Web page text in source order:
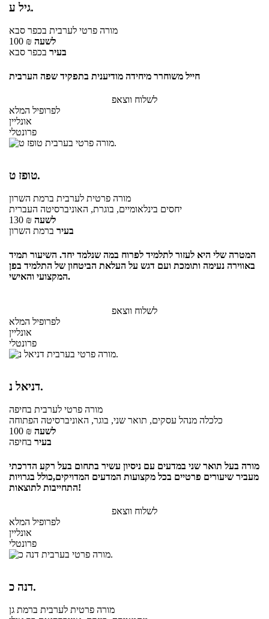
גיל ע.
מורה פרטי לערבית בכפר סבא
100 ₪ לשעה
בעיר בכפר סבא
חייל משוחרר מיחידה מודיענית בתפקיד שפה הערבית
לשלוח ווצאפ
לפרופיל המלא
אונליין
פרונטלי
טופז ט.
מורה פרטית לערבית ברמת השרון
יחסים בינלאומיים, בוגרת, האוניברסיטה העברית
130 ₪ לשעה
בעיר ברמת השרון
המטרה שלי היא לעזור לתלמיד לפרוח במה שנלמד יחד. השיעור תמיד
באווירה נעימה ותומכת ועם דגש על העלאת הביטחון של התלמיד בפן
המקצועי והאישי.
לשלוח ווצאפ
לפרופיל המלא
אונליין
פרונטלי
דניאל נ.
מורה פרטי לערבית בחיפה
כלכלה מנהל עסקים, תואר שני, בוגר, האוניברסיטה הפתוחה
100 ₪ לשעה
בעיר בחיפה
מורה בעל תואר שני במדעים עם ניסיון עשיר בתחום בעל רקע הדרכתי
מעביר שיעורים פרטיים בכל מקצועות המדעים המדויקים,כולל בגרויות
התחייבות לתוצאות!
לשלוח ווצאפ
לפרופיל המלא
אונליין
פרונטלי
דנה כ.
מורה פרטית לערבית ברמת גן